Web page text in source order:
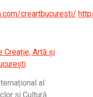
creartbucuresti/
Creație, Artă și
al
și Cultură